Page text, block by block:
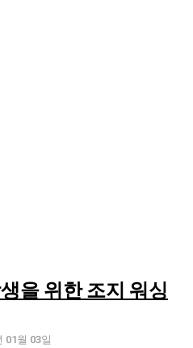
을 위한 조지 워싱
01월 03일